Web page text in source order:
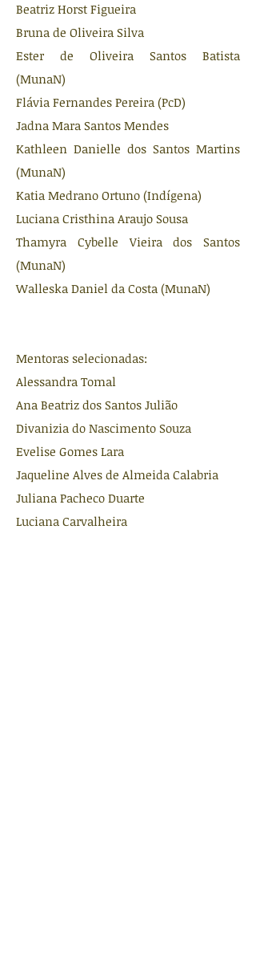
Beatriz Horst Figueira
Bruna de Oliveira Silva
Ester de Oliveira Santos Batista
(MunaN)
Flávia Fernandes Pereira (PcD)
Jadna Mara Santos Mendes
Kathleen Danielle dos Santos Martins
(MunaN)
Katia Medrano Ortuno (Indígena)
Luciana Cristhina Araujo Sousa
Thamyra Cybelle Vieira dos Santos
(MunaN)
Walleska Daniel da Costa (MunaN)
Mentoras selecionadas:
Alessandra Tomal
Ana Beatriz dos Santos Julião
Divanizia do Nascimento Souza
Evelise Gomes Lara
Jaqueline Alves de Almeida Calabria
Juliana Pacheco Duarte
Luciana Carvalheira